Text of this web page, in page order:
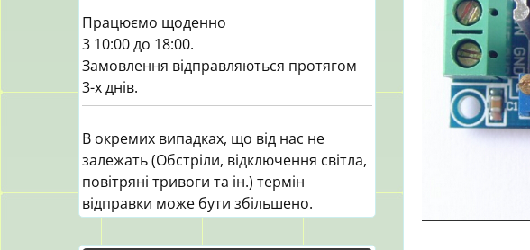
Працюємо щоденно
3 10:00 до 18:00.
Замовлення відправляються протягом
3-х днів.
В окремих випадках, що від нас не
залежать (Обстріли, відключення світла,
повітряні тривоги та ін.) термін
відправки може бути збільшено.